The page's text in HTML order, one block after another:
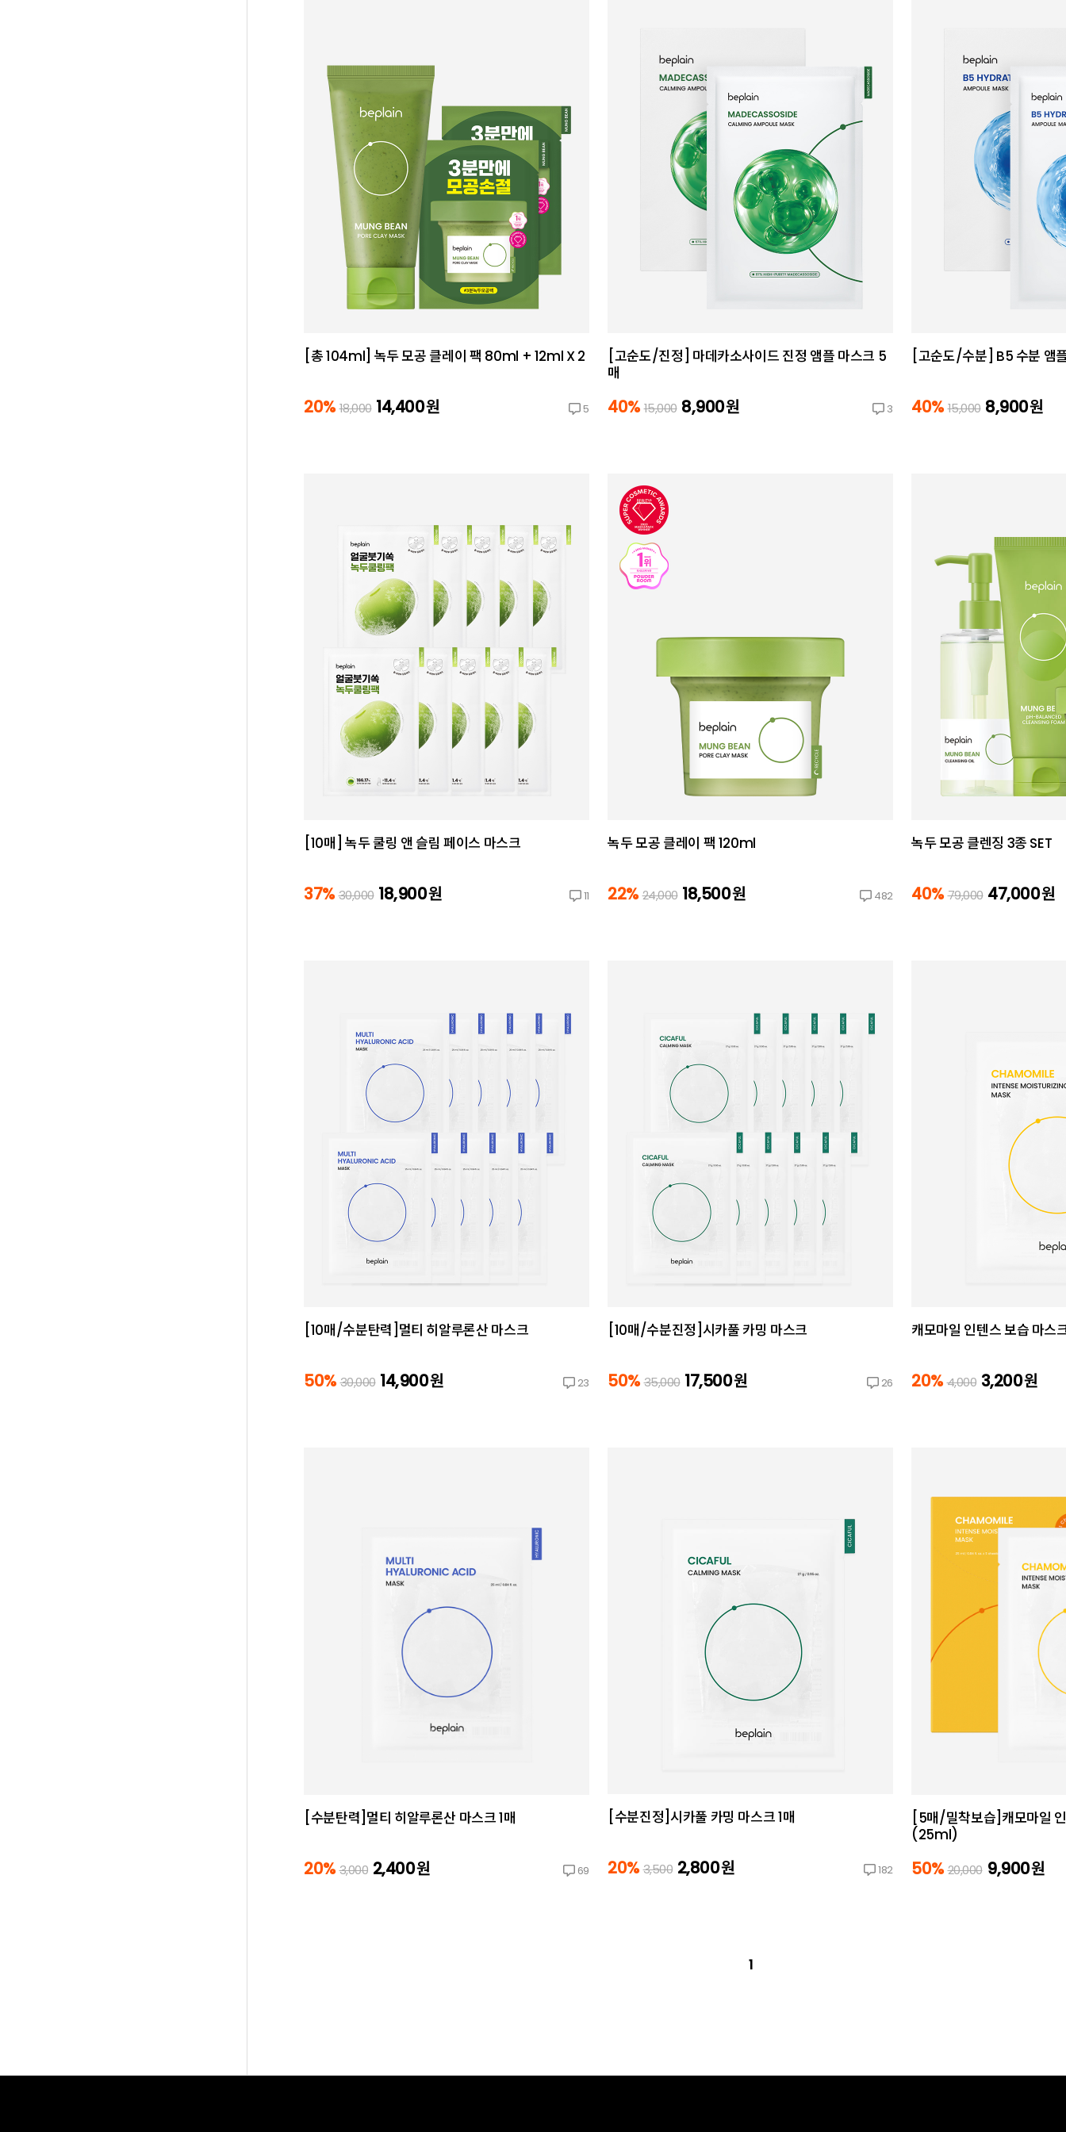
[총 104ml] 녹두 모공 클레이 팩 80ml + 12ml X 2
20% 18,000 14,400원 5
[고순도/진정] 마데카소사이드 진정 앰플 마스크 5
매
40% 15,000 8,900원 3
[고순도/수분] B5 수분 앰
40% 15,000 8,900원
[10매] 녹두 쿨링 앤 슬림 페이스 마스크
37% 30,000 18,900원 11
녹두 모공 클레이 팩 120ml
22% 24,000 18,500원 482
녹두 모공 클렌징 3종 SET
40% 79,000 47,000원
[10매/수분탄력]멀티 히알루론산 마스크
50% 30,000 14,900원 23
[10매/수분진정]시카풀 카밍 마스크
50% 35,000 17,500원 26
캐모마일 인텐스 보습 마
20% 4,000 3,200원
[수분탄력]멀티 히알루론산 마스크 1매
20% 3,000 2,400원 69
[수분진정]시카풀 카밍 마스크 1매
20% 3,500 2,800원 182
[5매/밀착보습]캐모마일
(25ml)
50% 20,000 9,900원
1